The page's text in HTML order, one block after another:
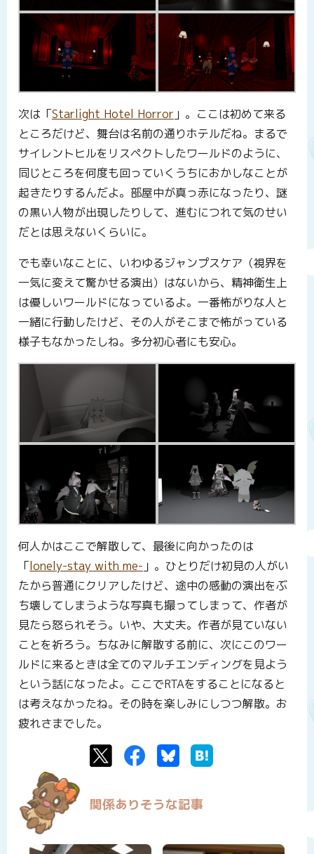
次は「Starlight Hotel Horror 」。ここは初めて来る
ところだけど、舞台は名前の通りホテルだね。まるで
サイレントヒルをリスペクトしたワールドのように、
同じところを何度も回っていくうちにおかしなことが
起きたりするんだよ。部屋中が真っ赤になったり、謎
の黒い人物が出現したりして、進むにつれて気のせい
だとは思えないくらいに。
でも幸いなことに、いわゆるジャンプスケア（視界を
一気に変えて驚かせる演出）はないから、精神衛生上
は優しいワールドになっているよ。一番怖がりな人と
一緒に行動したけど、その人がそこまで怖がっている
様子もなかったしね。多分初心者にも安心。
何人かはここで解散して、最後に向かったのは
「lonely-stay with me- 」。ひとりだけ初見の人がい
たから普通にクリアしたけど、途中の感動の演出をぶ
ち壊してしまうような写真も撮ってしまって、作者が
見たら怒られそう。いや、大丈夫。作者が見ていない
ことを祈ろう。ちなみに解散する前に、次にこのワー
ルドに来るときは全てのマルチエンディングを見よう
という話になったよ。ここでRTAをすることになると
は考えなかったね。その時を楽しみにしつつ解散。お
疲れさまでした。
TwitterFacebookBluesky
関係ありそうな記事